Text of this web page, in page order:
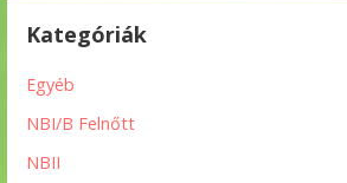
Kategóriák
Egyéb
NBI/B Felnőtt
NBII